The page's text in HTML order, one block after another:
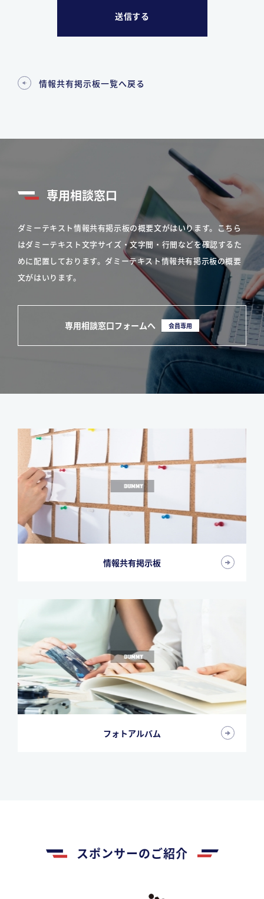
情報共有掲示板一覧へ戻る
専用相談窓口
ダミーテキスト情報共有掲示板の概要文がはいります。こちら
はダミーテキスト文字サイズ・文字間・行間などを確認するた
めに配置しております。ダミーテキスト情報共有掲示板の概要
文がはいります。
専用相談窓口フォームへ 会員専用
情報共有掲示板
フォトアルバム
スポンサーのご紹介